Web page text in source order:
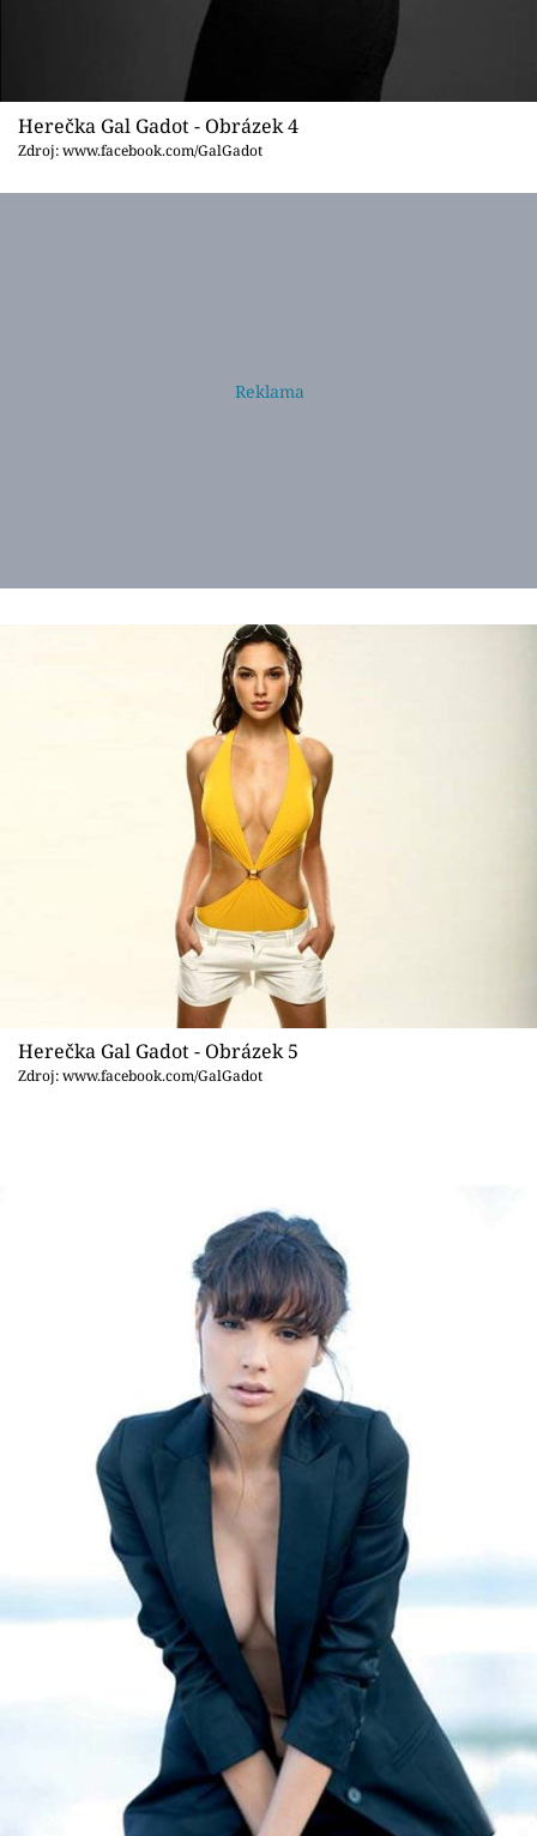
Herečka Gal Gadot - Obrázek 4
Zdroj: www.facebook.com/GalGadot
Herečka Gal Gadot - Obrázek 5
Zdroj: www.facebook.com/GalGadot